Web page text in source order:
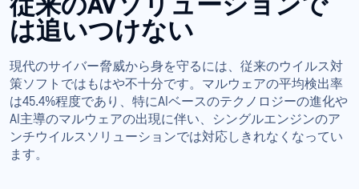
は追いつけない
現代のサイバー脅威から身を守るには、従来のウイルス対
策ソフトではもはや不十分です。マルウェアの平均検出率
は45.4%程度であり、特にAIベースのテクノロジーの進化や
AI主導のマルウェアの出現に伴い、シングルエンジンのア
ンチウイルスソリューションでは対応しきれなくなってい
ます。